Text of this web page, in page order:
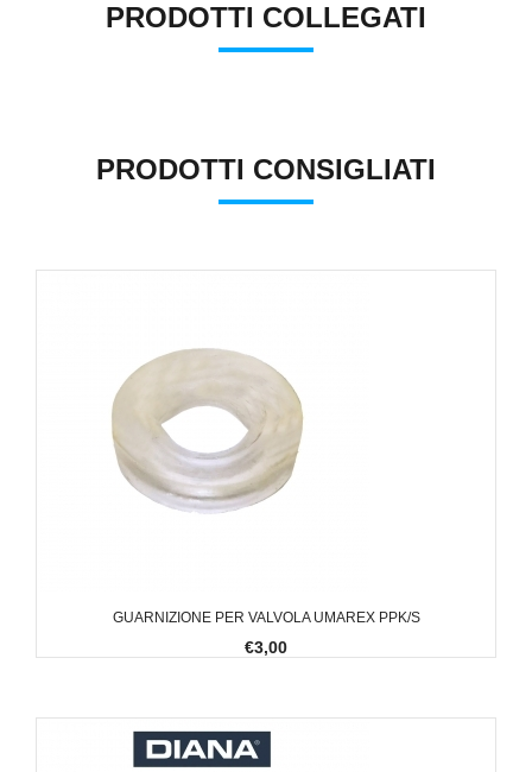
PRODOTTI COLLEGATI
PRODOTTI CONSIGLIATI
GUARNIZIONE PER VALVOLA UMAREX PPK/S
€3,00